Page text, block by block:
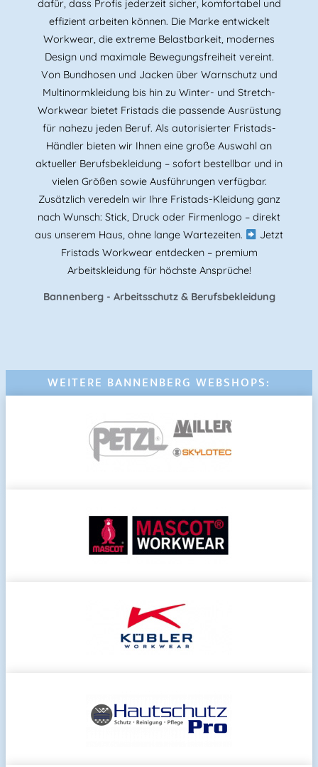
dafür, dass Profis jederzeit sicher, komfortabel und
effizient arbeiten können. Die Marke entwickelt
Workwear, die extreme Belastbarkeit, modernes
Design und maximale Bewegungsfreiheit vereint.
Von Bundhosen und Jacken über Warnschutz und
Multinormkleidung bis hin zu Winter- und Stretch-
Workwear bietet Fristads die passende Ausrüstung
für nahezu jeden Beruf. Als autorisierter Fristads-
Händler bieten wir Ihnen eine große Auswahl an
aktueller Berufsbekleidung – sofort bestellbar und in
vielen Größen sowie Ausführungen verfügbar.
Zusätzlich veredeln wir Ihre Fristads-Kleidung ganz
nach Wunsch: Stick, Druck oder Firmenlogo – direkt
aus unserem Haus, ohne lange Wartezeiten.
Jetzt
Fristads Workwear entdecken – premium
Arbeitskleidung für höchste Ansprüche!
Bannenberg - Arbeitsschutz & Berufsbekleidung
WEITERE BANNENBERG WEBSHOPS: